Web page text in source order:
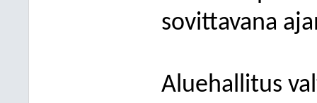
sovittavana
Aluehallitus